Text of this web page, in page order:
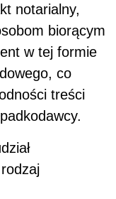
notarialny,
biorącym
w tej formie
co
treści